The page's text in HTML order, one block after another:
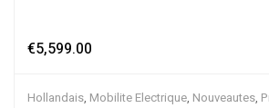
€5,599.00
Hollandais, Mobilite Electrique, Nouveautes,